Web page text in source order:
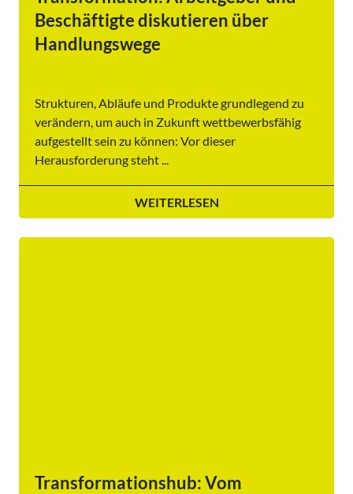
Beschäftigte diskutieren über
Handlungswege
Strukturen, Abläufe und Produkte grundlegend zu
verändern, um auch in Zukunft wettbewerbsfähig
aufgestellt sein zu können: Vor dieser
Herausforderung steht ...
WEITERLESEN
Transformationshub: Vom